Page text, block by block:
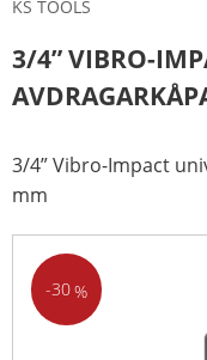
KS TOOLS
3/4” VIBRO-
3/4” Vibro-Impact
mm
30%